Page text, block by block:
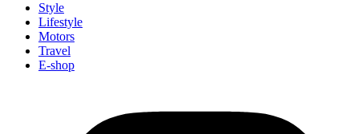
Style
Lifestyle
Motors
Travel
E-shop